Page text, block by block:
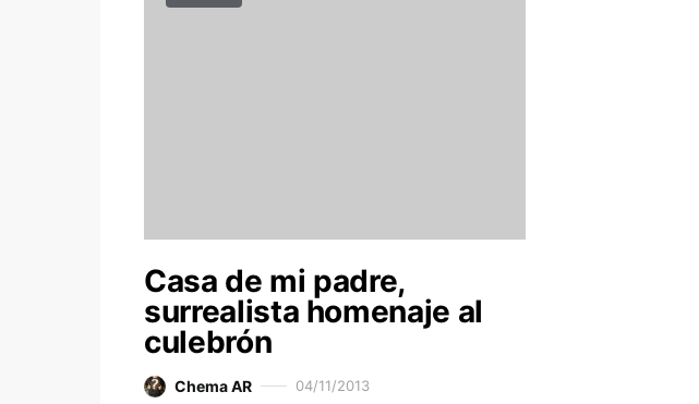
Casa de mi padre,
surrealista homenaje al
culebrón
Chema AR 04/11/2013